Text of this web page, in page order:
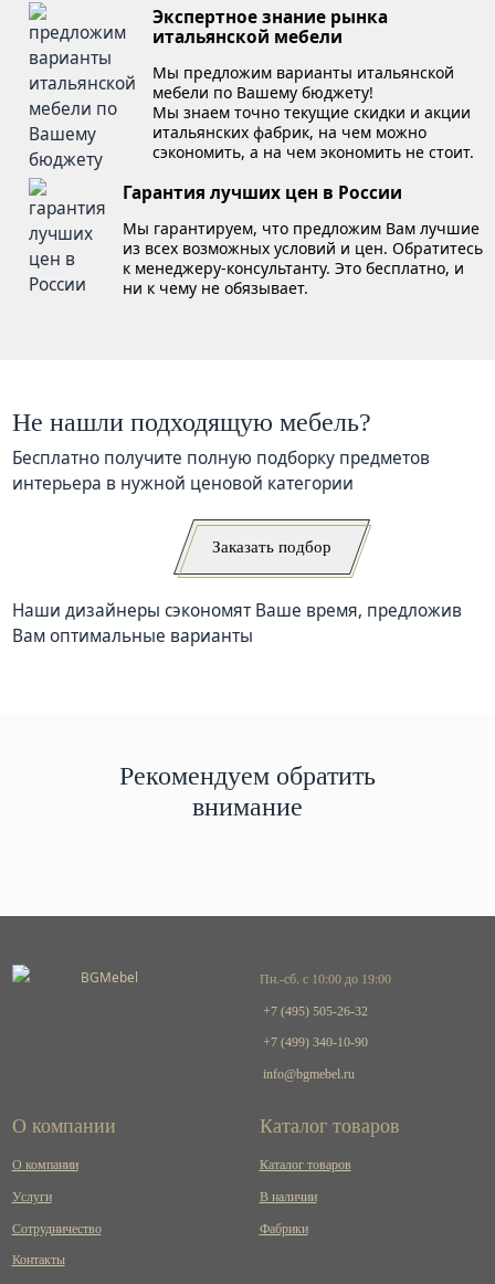
Экспертное знание рынка
итальянской мебели
Мы предложим варианты итальянской
мебели по Вашему бюджету!
Мы знаем точно текущие скидки и акции
итальянских фабрик, на чем можно
сэкономить, а на чем экономить не стоит.
Гарантия лучших цен в России
Мы гарантируем, что предложим Вам лучшие
из всех возможных условий и цен. Обратитесь
к менеджеру-консультанту. Это бесплатно, и
ни к чему не обязывает.
Не нашли подходящую мебель?
Бесплатно получите полную подборку предметов
интерьера в нужной ценовой категории
Заказать подбор
Наши дизайнеры сэкономят Ваше время, предложив
Вам оптимальные варианты
Рекомендуем обратить
внимание
Пн.-сб. с 10:00 до 19:00
+7 (495) 505-26-32
+7 (499) 340-10-90
info@bgmebel.ru
О компании
О компании
Услуги
Сотрудничество
Контакты
Каталог товаров
Каталог товаров
В наличии
Фабрики